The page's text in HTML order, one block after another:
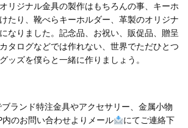
リジナル金具の製作はもちろんの事、キーホ
たり、靴べらキーホルダー、革製のオリジナ
なりました。記念品、お祝い、販促品、贈呈
タログなどでは作れない、世界でただひとつ
ッズを僕らと一緒に作りましょう。
ランド特注金具やアクセサリー、金属小物
のお問い合わせよりメール
にてご連絡下